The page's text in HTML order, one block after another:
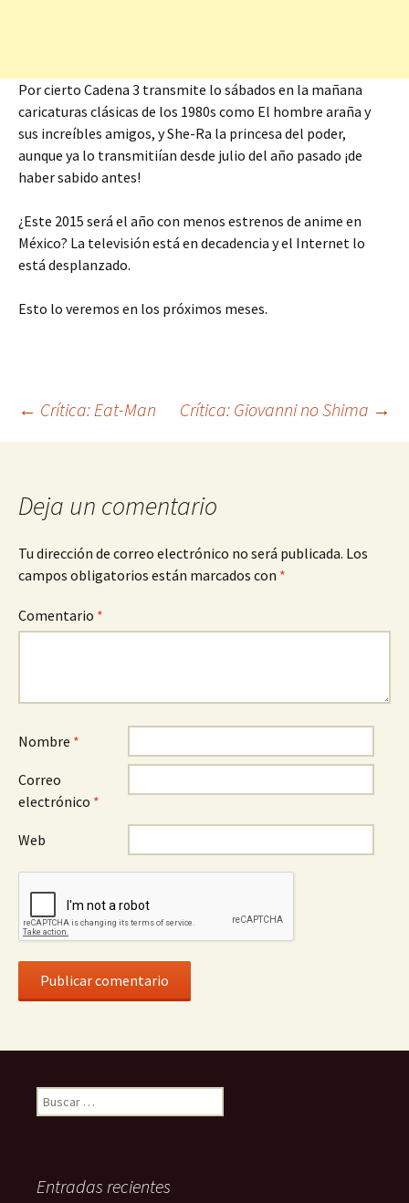
Por cierto Cadena 3 transmite lo sábados en la mañana
caricaturas clásicas de los 1980s como El hombre araña y
sus increíbles amigos, y She-Ra la princesa del poder,
aunque ya lo transmitiían desde julio del año pasado ¡de
haber sabido antes!
¿Este 2015 será el año con menos estrenos de anime en
México? La televisión está en decadencia y el Internet lo
está desplanzado.
Esto lo veremos en los próximos meses.
Navegación
entradas
← Crítica: Eat-Man Crítica: Giovanni no Shima →
Deja un comentario
Tu dirección de correo electrónico no será publicada. Los
campos obligatorios están marcados con *
Comentario *
Nombre *
Correo
electrónico *
Web
Buscar:
Entradas recientes